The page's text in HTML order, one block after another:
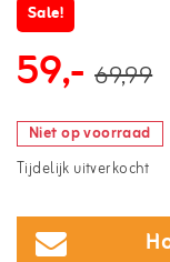
Sale!
59,- 69,99
Niet op voorraad
Tijdelijk uitverkocht